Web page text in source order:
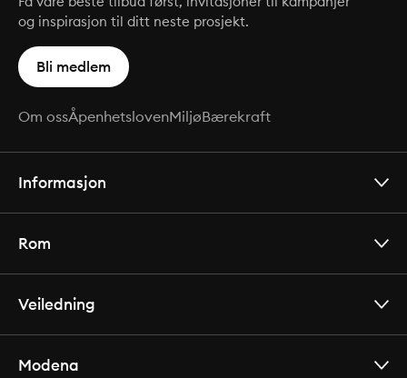
og inspirasjon til ditt neste prosjekt.
Bli medlem
Om ossÅpenhetslovenMiljøBærekraft
Informasjon
Rom
Veiledning
Modena